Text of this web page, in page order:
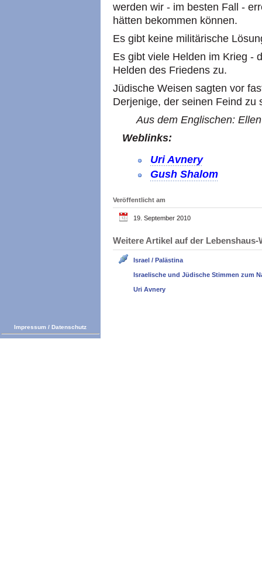
werden wir - im besten Fall -
hätten bekommen können.
Es gibt keine militärische
Es gibt viele Helden im Krieg -
Helden des Friedens zu.
Jüdische Weisen sagten vor
Derjenige, der seinen Feind zu
Aus dem Englischen:
Weblinks:
Uri Avnery
Gush Shalom
Veröffentlicht am
19. September 2010
Weitere Artikel auf der
Israel / Palästina
Israelische und Jüdische Stimmen zum
Uri Avnery
Impressum / Datenschutz